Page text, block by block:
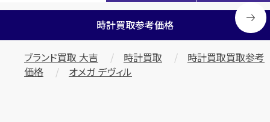
時計買取参考価格
ブランド買取 大吉 時計買取
時計買取買取参考
価格
オメガ デヴィル